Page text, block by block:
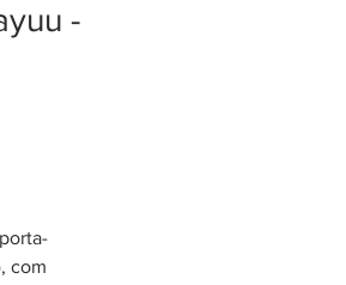
-
com